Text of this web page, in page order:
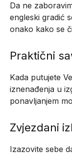
Da ne
engleski gradić
onako kako se
Praktični
Kada putujete
iznenađenja u
ponavljanjem
Zvjezdani
Izazovite sebe